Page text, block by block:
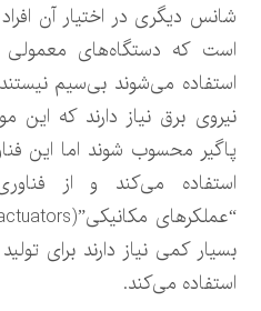
شانس دیگری در اختیار آن
است که دستگاه‌های
استفاده می‌شوند بی‌سیم
نیروی برق نیاز دارند که
پاگیر محسوب شوند اما این
استفاده می‌کند و از
بسیار کمی نیاز دارند برای
استفاده می‌کند.